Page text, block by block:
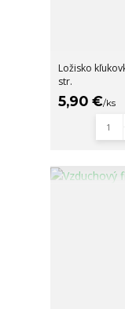
Ložisko
str.
5,90 €/ks